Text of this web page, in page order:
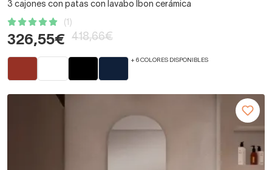
3 cajones con patas con lavabo Ibon cerámica
(1)
326,55€ 418,66€
+ 6 COLORES DISPONIBLES